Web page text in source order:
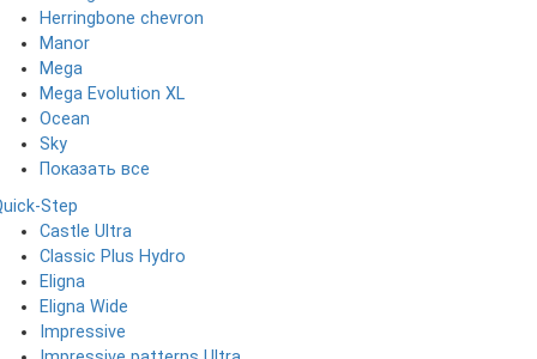
Herringbone chevron
Manor
Mega
Mega Evolution XL
Ocean
Sky
Показать все
Step
Castle Ultra
Classic Plus Hydro
Eligna
Eligna Wide
Impressive